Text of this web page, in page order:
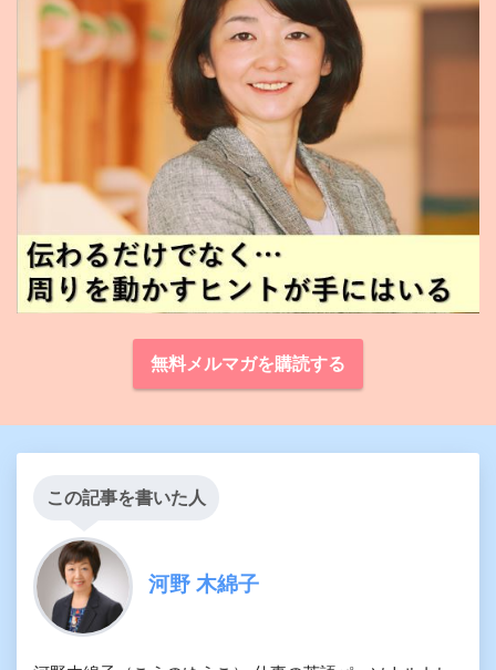
無料メルマガを購読する
この記事を書いた人
河野 木綿子